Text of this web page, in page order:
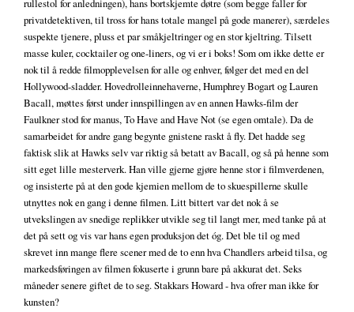
rullestol for anledningen), hans bortskjemte døtre (som begge faller for
privatdetektiven, til tross for hans totale mangel på gode manerer), særdeles
suspekte tjenere, pluss et par småkjeltringer og en stor kjeltring. Tilsett
masse kuler, cocktailer og one-liners, og vi er i boks! Som om ikke dette er
nok til å redde filmopplevelsen for alle og enhver, følger det med en del
Hollywood-sladder. Hovedrolleinnehaverne, Humphrey Bogart og Lauren
Bacall, møttes først under innspillingen av en annen Hawks-film der
Faulkner stod for manus, To Have and Have Not (se egen omtale). Da de
samarbeidet for andre gang begynte gnistene raskt å fly. Det hadde seg
faktisk slik at Hawks selv var riktig så betatt av Bacall, og så på henne som
sitt eget lille mesterverk. Han ville gjerne gjøre henne stor i filmverdenen,
og insisterte på at den gode kjemien mellom de to skuespillerne skulle
utnyttes nok en gang i denne filmen. Litt bittert var det nok å se
utvekslingen av snedige replikker utvikle seg til langt mer, med tanke på at
det på sett og vis var hans egen produksjon det óg. Det ble til og med
skrevet inn mange flere scener med de to enn hva Chandlers arbeid tilsa, og
markedsføringen av filmen fokuserte i grunn bare på akkurat det. Seks
måneder senere giftet de to seg. Stakkars Howard - hva ofrer man ikke for
kunsten?